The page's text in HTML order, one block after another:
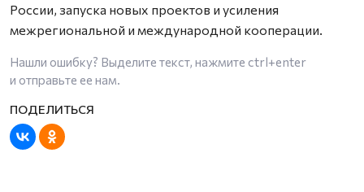
России, запуска новых проектов и усиления
межрегиональной и международной кооперации.
Нашли ошибку? Выделите текст, нажмите ctrl+enter
и отправьте ее нам.